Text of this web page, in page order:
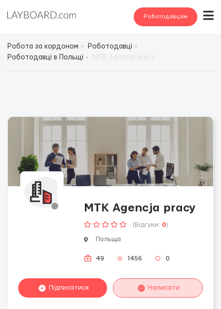
Роботодавцям
Робота за кордоном
Роботодавці
Роботодавці в Польщі
МТК Agencja pracy
(Відгуки: 0)
Польща
49 1456 0
Підписатися Написати